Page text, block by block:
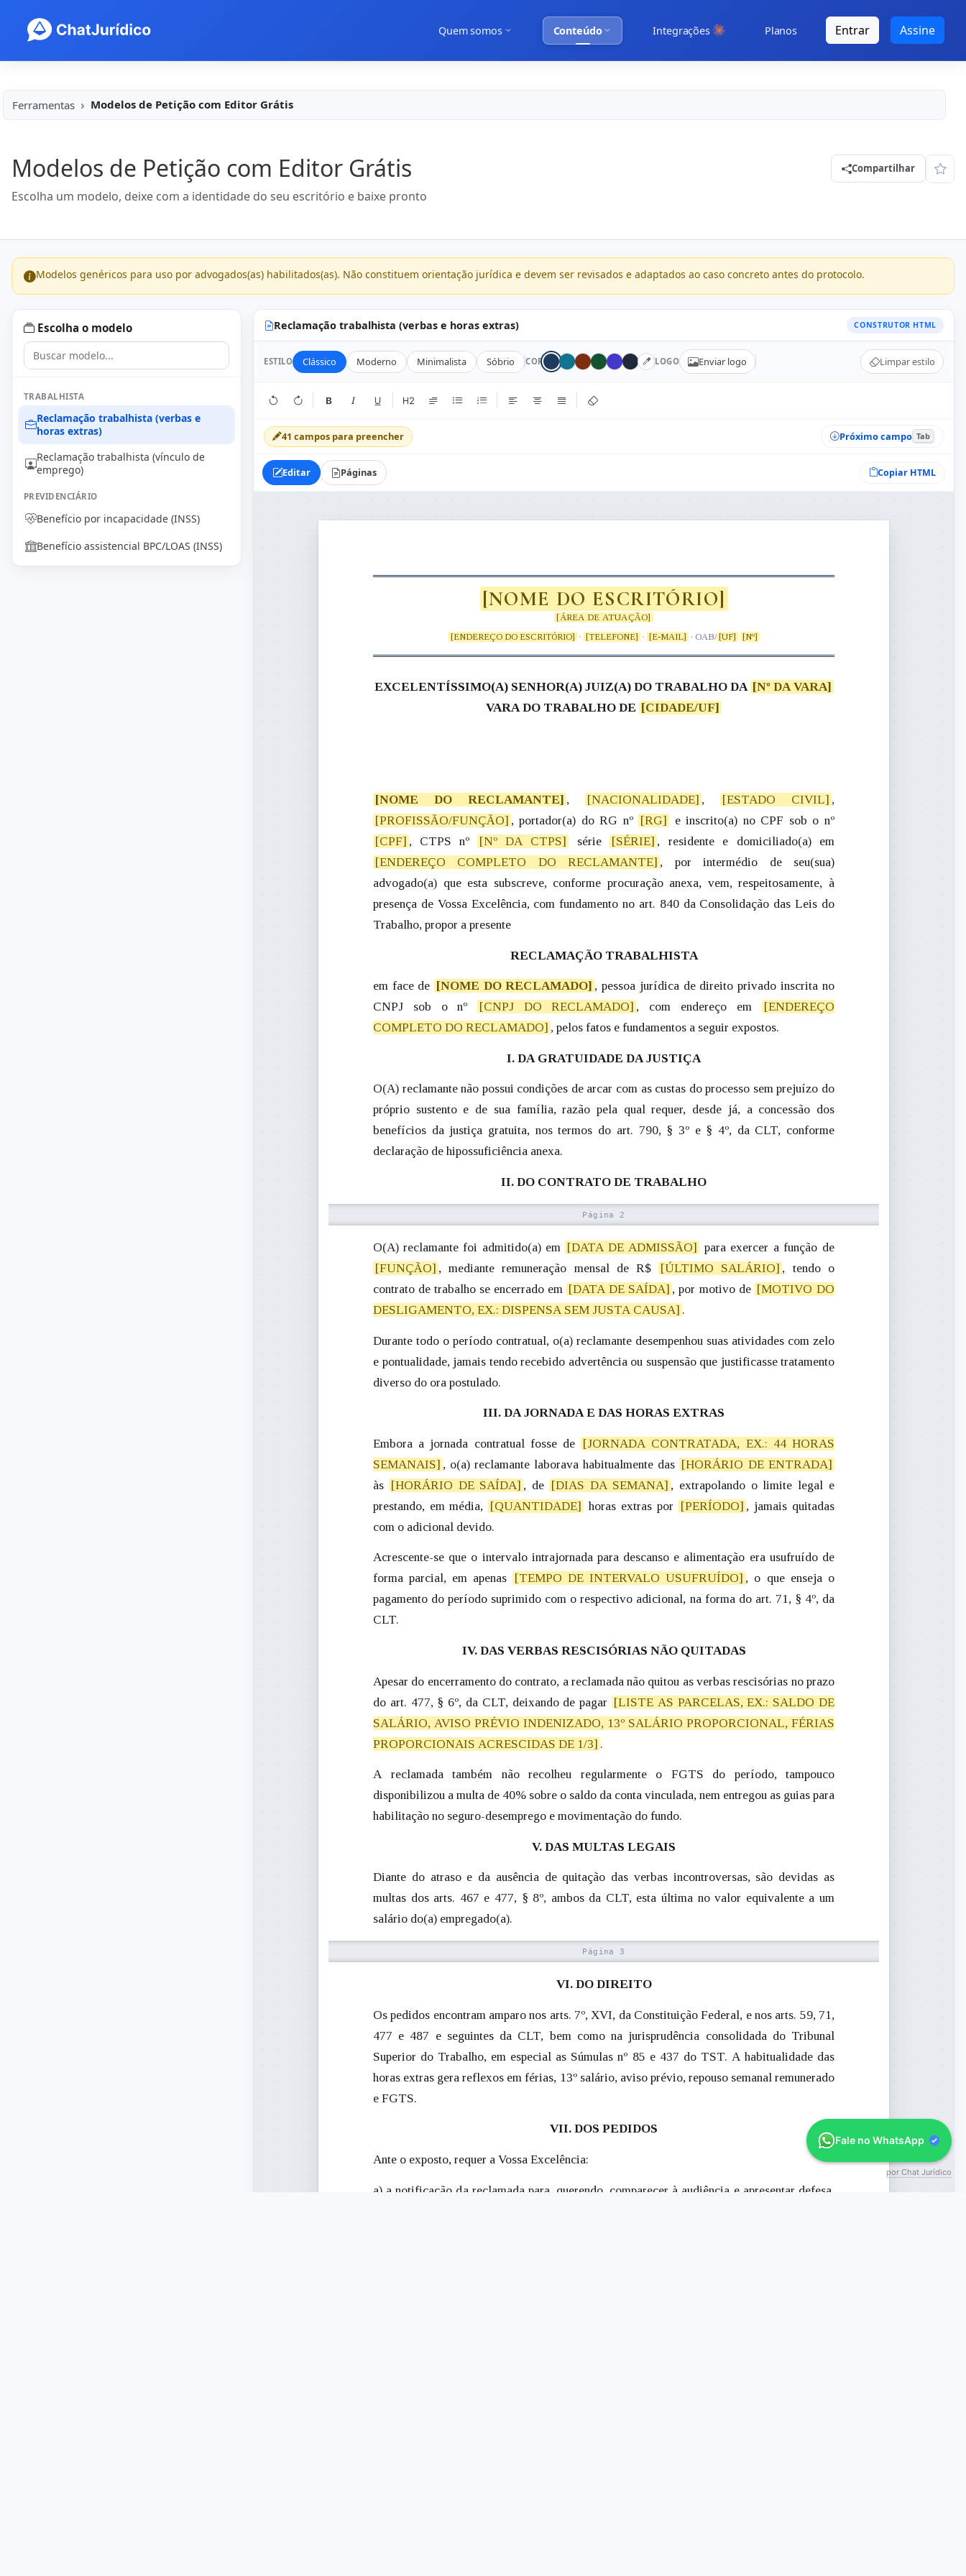
Quem somos Conteúdo Integrações Planos Entrar Assine
Ferramentas Modelos de Petição com Editor Grátis
Modelos de Petição com Editor Grátis
Escolha um modelo, deixe com a identidade do seu escritório e baixe pronto
Compartilhar
Modelos genéricos para uso por advogados(as) habilitados(as). Não constituem orientação jurídica e devem ser revisados e adaptados ao caso concreto antes do protocolo.
Escolha o modelo
TRABALHISTA
Reclamação trabalhista (verbas e
horas extras)
Reclamação trabalhista (vínculo de
emprego)
PREVIDENCIÁRIO
Benefício por incapacidade (INSS)
Benefício assistencial BPC/LOAS (INSS)
Reclamação trabalhista (verbas e horas extras) CONSTRUTOR HTML
ESTILO Clássico Moderno Minimalista Sóbrio COR LOGO Enviar logo Limpar estilo
41 campos para preencher Próximo campo Tab
Editar Páginas Copiar HTML
[NOME DO ESCRITÓRIO]
[ÁREA DE ATUAÇÃO]
[ENDEREÇO DO ESCRITÓRIO]
· [TELEFONE] · [E-MAIL] · OAB/ [UF] [Nº]
EXCELENTÍSSIMO(A) SENHOR(A) JUIZ(A) DO TRABALHO DA [Nº DA VARA]
VARA DO TRABALHO DE [CIDADE/UF]
[NOME DO RECLAMANTE] , [NACIONALIDADE] , [ESTADO CIVIL]
[PROFISSÃO/FUNÇÃO] , portador(a) do RG nº [RG]
[CPF] , CTPS nº [Nº DA CTPS] série [SÉRIE]
[ENDEREÇO COMPLETO DO RECLAMANTE] , por intermédio de seu(sua)
advogado(a) que esta subscreve, conforme procuração anexa, vem, respeitosamente, à
presença de Vossa Excelência, com fundamento no art. 840 da Consolidação das Leis do
Trabalho, propor a presente
RECLAMAÇÃO TRABALHISTA
em face de [NOME DO RECLAMADO] , pessoa jurídica de direito privado inscrita no
CNPJ sob o nº
[CNPJ DO RECLAMADO] , com endereço em
[ENDEREÇO
COMPLETO DO RECLAMADO] , pelos fatos e fundamentos a seguir expostos.
I. DA GRATUIDADE DA JUSTIÇA
O(A) reclamante não possui condições de arcar com as custas do processo sem prejuízo do
próprio sustento e de sua família, razão pela qual requer, desde já, a concessão dos
benefícios da justiça gratuita, nos termos do art. 790, § 3º e § 4º, da CLT, conforme
declaração de hipossuficiência anexa.
II. DO CONTRATO DE TRABALHO
O(A) reclamante foi admitido(a) em [DATA DE ADMISSÃO]
[FUNÇÃO] , mediante remuneração mensal de R$ [ÚLTIMO SALÁRIO] , tendo o
contrato de trabalho se encerrado em [DATA DE SAÍDA] , por motivo de [MOTIVO DO
DESLIGAMENTO, EX.: DISPENSA SEM JUSTA CAUSA] .
Durante todo o período contratual, o(a) reclamante desempenhou suas atividades com zelo
e pontualidade, jamais tendo recebido advertência ou suspensão que justificasse tratamento
diverso do ora postulado.
III. DA JORNADA E DAS HORAS EXTRAS
Embora a jornada contratual fosse de
[JORNADA CONTRATADA, EX.: 44 HORAS
SEMANAIS] , o(a) reclamante laborava habitualmente das [HORÁRIO DE ENTRADA]
às [HORÁRIO DE SAÍDA] , de [DIAS DA SEMANA] , extrapolando o limite legal e
prestando, em média,
[QUANTIDADE] horas extras por [PERÍODO] , jamais quitadas
com o adicional devido.
Acrescente-se que o intervalo intrajornada para descanso e alimentação era usufruído de
forma parcial, em apenas
[TEMPO DE INTERVALO USUFRUÍDO] , o que enseja o
pagamento do período suprimido com o respectivo adicional, na forma do art. 71, § 4º, da
CLT.
IV. DAS VERBAS RESCISÓRIAS NÃO QUITADAS
Apesar do encerramento do contrato, a reclamada não quitou as verbas rescisórias no prazo
do art. 477, § 6º, da CLT, deixando de pagar [LISTE AS PARCELAS, EX.: SALDO DE
SALÁRIO, AVISO PRÉVIO INDENIZADO, 13º SALÁRIO PROPORCIONAL, FÉRIAS
PROPORCIONAIS ACRESCIDAS DE 1/3] .
A reclamada também não recolheu regularmente o FGTS do período, tampouco
disponibilizou a multa de 40% sobre o saldo da conta vinculada, nem entregou as guias para
habilitação no seguro-desemprego e movimentação do fundo.
V. DAS MULTAS LEGAIS
Diante do atraso e da ausência de quitação das verbas incontroversas, são devidas as
multas dos arts. 467 e 477, § 8º, ambos da CLT, esta última no valor equivalente a um
salário do(a) empregado(a).
VI. DO DIREITO
Os pedidos encontram amparo nos arts. 7º, XVI, da Constituição Federal, e nos arts. 59, 71,
477 e 487 e seguintes da CLT, bem como na jurisprudência consolidada do Tribunal
Superior do Trabalho, em especial as Súmulas nº 85 e 437 do TST. A habitualidade das
horas extras gera reflexos em férias, 13º salário, aviso prévio, repouso semanal remunerado
e FGTS.
VII. DOS PEDIDOS
Ante o exposto, requer a Vossa Excelência:
a) a notificação da reclamada para, querendo, comparecer à audiência e apresentar defesa,
Fale no WhatsApp
por Chat Jurídico